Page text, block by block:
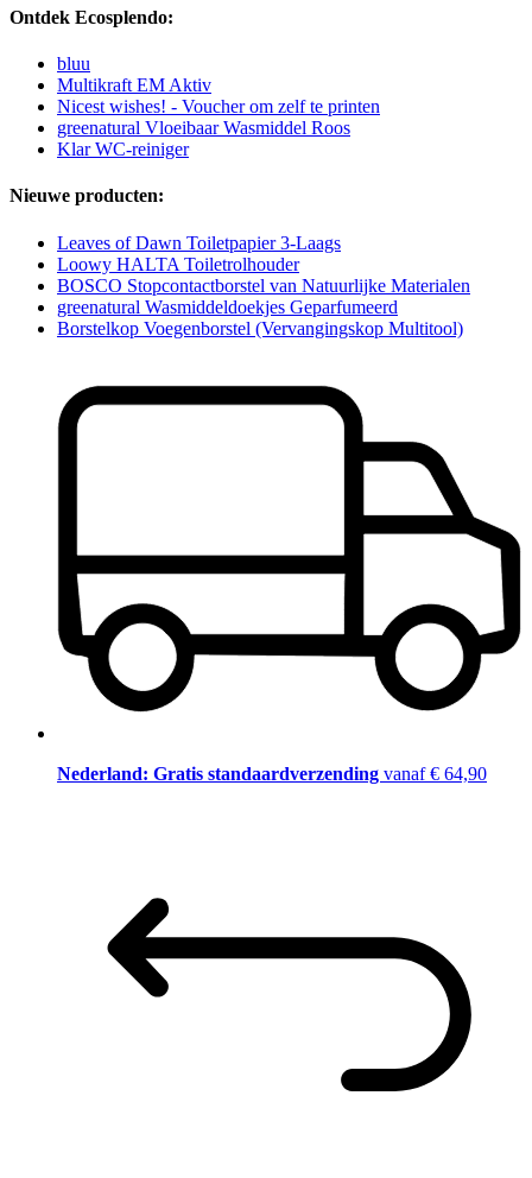
Ontdek Ecosplendo:
bluu
Multikraft EM Aktiv
Nicest wishes! - Voucher om zelf te printen
greenatural Vloeibaar Wasmiddel Roos
Klar WC-reiniger
Nieuwe producten:
Leaves of Dawn Toiletpapier 3-Laags
Loowy HALTA Toiletrolhouder
BOSCO Stopcontactborstel van Natuurlijke Materialen
greenatural Wasmiddeldoekjes Geparfumeerd
Borstelkop Voegenborstel (Vervangingskop Multitool)
Nederland: Gratis standaardverzending vanaf € 64,90